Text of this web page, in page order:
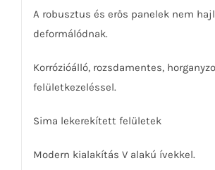
A robusztus és erős panelek nem
deformálódnak.
Korrózióálló, rozsdamentes,
felületkezeléssel.
Sima lekerekített felületek
Modern kialakítás V alakú ívekkel.